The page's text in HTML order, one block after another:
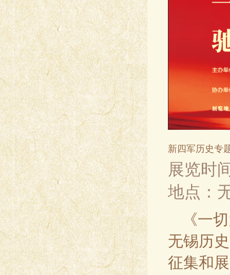
新四军历史专
展览时
地点：
《一
无锡历
征集和